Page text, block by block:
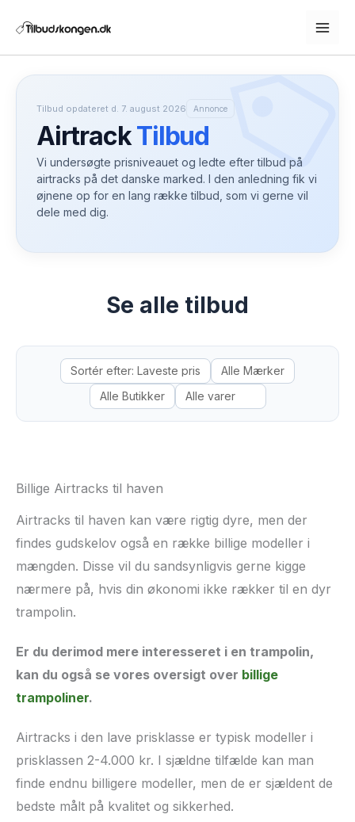
indholdet
Tilbud opdateret d. 7. august 2026 Annonce
AirtrackTilbud
Vi undersøgte prisniveauet og ledte efter tilbud på
airtracks på det danske marked. I den anledning fik vi
øjnene op for en lang række tilbud, som vi gerne vil
dele med dig.
Se alle tilbud
Billige Airtracks til haven
Airtracks til haven kan være rigtig dyre, men der
findes gudskelov også en række billige modeller i
mængden. Disse vil du sandsynligvis gerne kigge
nærmere på, hvis din økonomi ikke rækker til en dyr
trampolin.
Er du derimod mere interesseret i en trampolin,
kan du også se vores oversigt over billige
trampoliner.
Airtracks i den lave prisklasse er typisk modeller i
prisklassen 2-4.000 kr. I sjældne tilfælde kan man
finde endnu billigere modeller, men de er sjældent de
bedste målt på kvalitet og sikkerhed.